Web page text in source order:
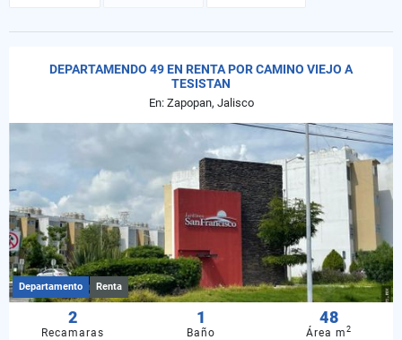
DEPARTAMENDO 49 EN RENTA POR CAMINO VIEJO A
TESISTAN
En: Zapopan, Jalisco
Departamento Renta
2
Recamaras
1
Baño
48
Área m2